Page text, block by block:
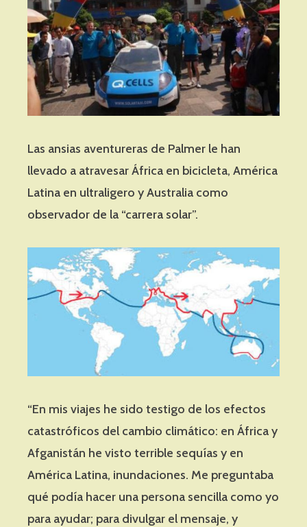
Las ansias aventureras de Palmer le han
llevado a atravesar África en bicicleta, América
Latina en ultraligero y Australia como
observador de la “carrera solar”.
“En mis viajes he sido testigo de los efectos
catastróficos del cambio climático: en África y
Afganistán he visto terrible sequías y en
América Latina, inundaciones. Me preguntaba
qué podía hacer una persona sencilla como yo
para ayudar; para divulgar el mensaje, y